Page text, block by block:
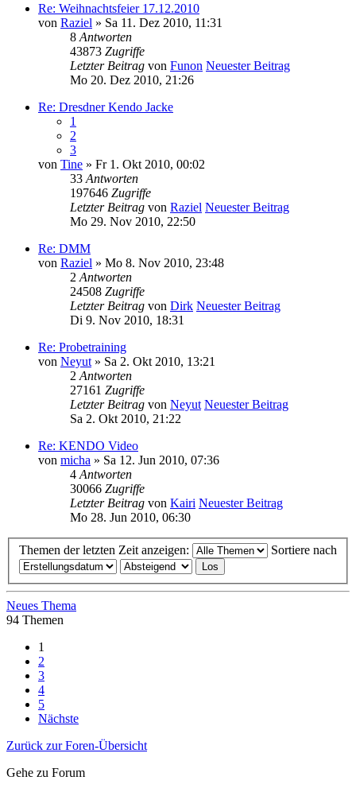
Re: Weihnachtsfeier 17.12.2010
von Raziel » Sa 11. Dez 2010, 11:31
8 Antworten
43873 Zugriffe
Letzter Beitrag von Funon Neuester Beitrag
Mo 20. Dez 2010, 21:26
Re: Dresdner Kendo Jacke
1
2
3
von Tine » Fr 1. Okt 2010, 00:02
33 Antworten
197646 Zugriffe
Letzter Beitrag von Raziel Neuester Beitrag
Mo 29. Nov 2010, 22:50
Re: DMM
von Raziel » Mo 8. Nov 2010, 23:48
2 Antworten
24508 Zugriffe
Letzter Beitrag von Dirk Neuester Beitrag
Di 9. Nov 2010, 18:31
Re: Probetraining
von Neyut » Sa 2. Okt 2010, 13:21
2 Antworten
27161 Zugriffe
Letzter Beitrag von Neyut Neuester Beitrag
Sa 2. Okt 2010, 21:22
Re: KENDO Video
von micha » Sa 12. Jun 2010, 07:36
4 Antworten
30066 Zugriffe
Letzter Beitrag von Kairi Neuester Beitrag
Mo 28. Jun 2010, 06:30
Themen der letzten Zeit anzeigen: Sortiere nach
Neues Thema
94 Themen
1
2
3
4
5
Nächste
Zurück zur Foren-Übersicht
Gehe zu Forum